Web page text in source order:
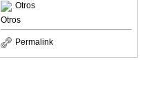
Otros
Otros
Permalink